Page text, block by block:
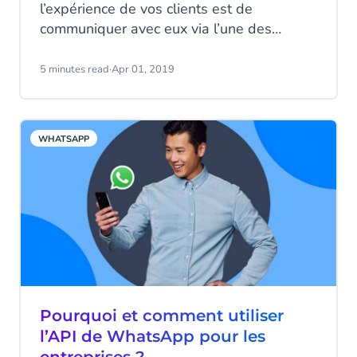
l’expérience de vos clients est de
communiquer avec eux via l’une des
WhatsApp. Il existe plusieurs manières de
5 minutes read·Apr 01, 2019
WHATSAPP
Pourquoi et comment utiliser
l’API de WhatsApp pour les